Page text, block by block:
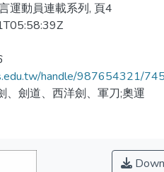
運動員連載系列, 頁4
handle/987654321/
、劍道、西洋劍、軍刀;奧運